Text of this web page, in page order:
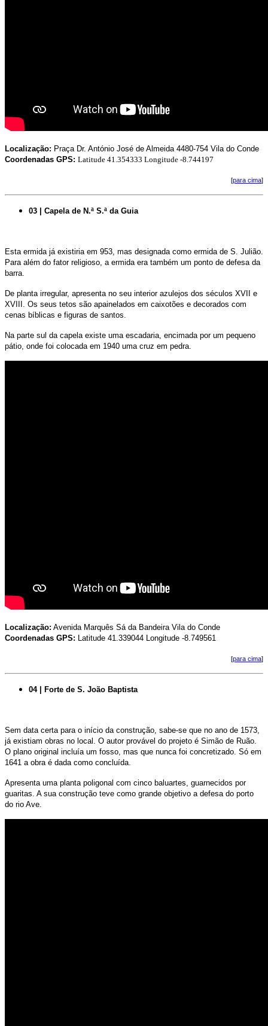
Localização: Praça Dr. António José de Almeida 4480-754 Vila do Conde
Coordenadas GPS: Latitude 41.354333 Longitude -8.744197
[para cima]
03 | Capela de N.ª S.ª da Guia
Esta ermida já existiria em 953, mas designada como ermida de S. Julião.
Para além do fator religioso, a ermida era também um ponto de defesa da
barra.
De planta irregular, apresenta no seu interior azulejos dos séculos XVII e
XVIII. Os seus tetos são apainelados em caixotões e decorados com
cenas bíblicas e figuras de santos.
Na parte sul da capela existe uma escadaria, encimada por um pequeno
pátio, onde foi colocada em 1940 uma cruz em pedra.
Localização: Avenida Marquês Sá da Bandeira Vila do Conde
Coordenadas GPS: Latitude 41.339044 Longitude -8.749561
[para cima]
04 | Forte de S. João Baptista
Sem data certa para o início da construção, sabe-se que no ano de 1573,
já existiam obras no local. O autor provável do projeto é Simão de Ruão.
O plano original incluía um fosso, mas que nunca foi concretizado. Só em
1641 a obra é dada como concluída.
Apresenta uma planta poligonal com cinco baluartes, guarnecidos por
guaritas. A sua construção teve como grande objetivo a defesa do porto
do rio Ave.